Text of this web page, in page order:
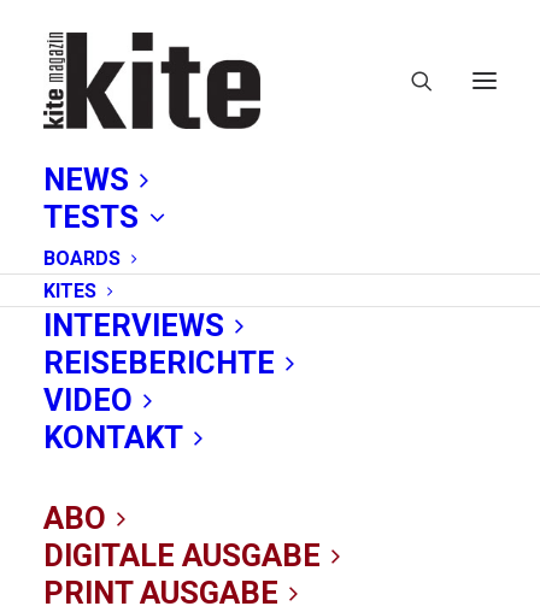
NEWS
TESTS
BOARDS
KITES
INTERVIEWS
REISEBERICHTE
VIDEO
KONTAKT
ABO
DIGITALE AUSGABE
PRINT AUSGABE
Soma Bay